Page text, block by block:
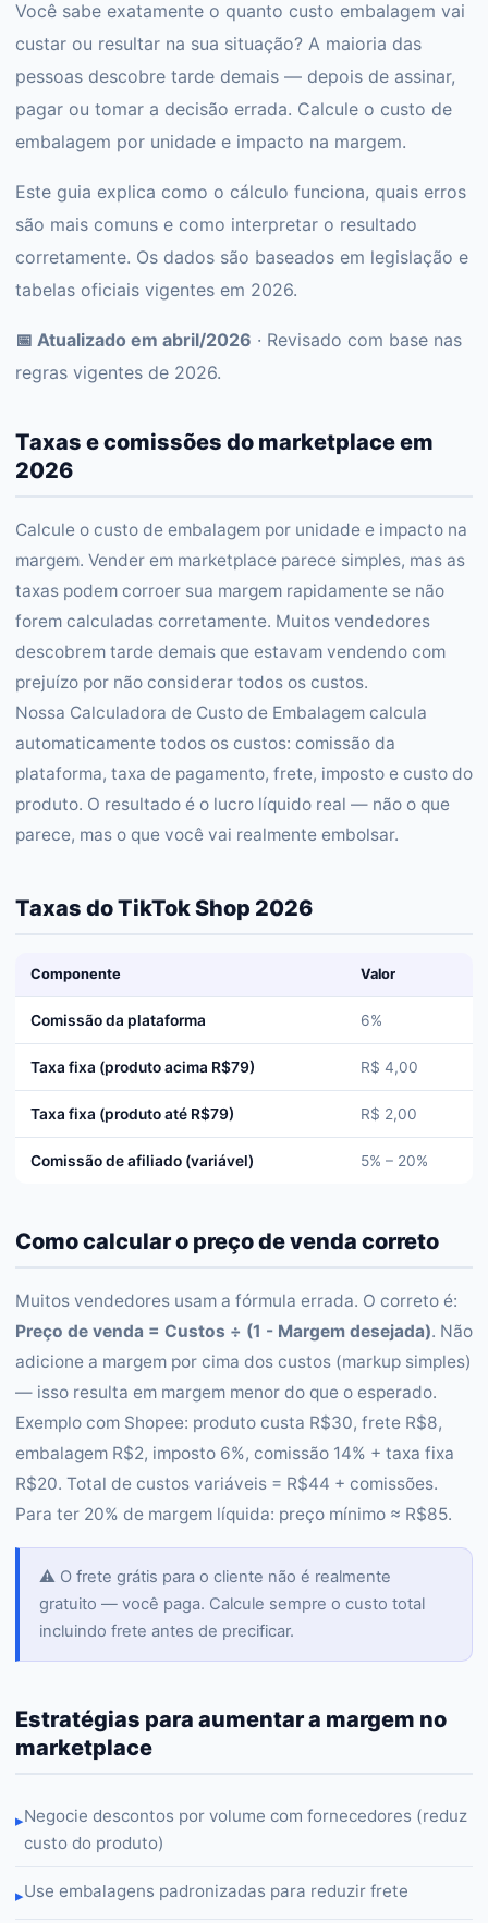
Você sabe exatamente o quanto custo embalagem vai
custar ou resultar na sua situação? A maioria das
pessoas descobre tarde demais — depois de assinar,
pagar ou tomar a decisão errada. Calcule o custo de
embalagem por unidade e impacto na margem.
Este guia explica como o cálculo funciona, quais erros
são mais comuns e como interpretar o resultado
corretamente. Os dados são baseados em legislação e
tabelas oficiais vigentes em 2026.
📅 Atualizado em abril/2026 · Revisado com base nas
regras vigentes de 2026.
Taxas e comissões do marketplace em
2026
Calcule o custo de embalagem por unidade e impacto na
margem. Vender em marketplace parece simples, mas as
taxas podem corroer sua margem rapidamente se não
forem calculadas corretamente. Muitos vendedores
descobrem tarde demais que estavam vendendo com
prejuízo por não considerar todos os custos.
Nossa Calculadora de Custo de Embalagem calcula
automaticamente todos os custos: comissão da
plataforma, taxa de pagamento, frete, imposto e custo do
produto. O resultado é o lucro líquido real — não o que
parece, mas o que você vai realmente embolsar.
Taxas do TikTok Shop 2026
Componente Valor
Comissão da plataforma 6%
Taxa fixa (produto acima R$79) R$ 4,00
Taxa fixa (produto até R$79) R$ 2,00
Comissão de afiliado (variável) 5% – 20%
Como calcular o preço de venda correto
Muitos vendedores usam a fórmula errada. O correto é:
Preço de venda = Custos ÷ (1 - Margem desejada). Não
adicione a margem por cima dos custos (markup simples)
— isso resulta em margem menor do que o esperado.
Exemplo com Shopee: produto custa R$30, frete R$8,
embalagem R$2, imposto 6%, comissão 14% + taxa fixa
R$20. Total de custos variáveis = R$44 + comissões.
Para ter 20% de margem líquida: preço mínimo ≈ R$85.
⚠️ O frete grátis para o cliente não é realmente
gratuito — você paga. Calcule sempre o custo total
incluindo frete antes de precificar.
Estratégias para aumentar a margem no
marketplace
▸Negocie descontos por volume com fornecedores (reduz
custo do produto)
▸Use embalagens padronizadas para reduzir frete